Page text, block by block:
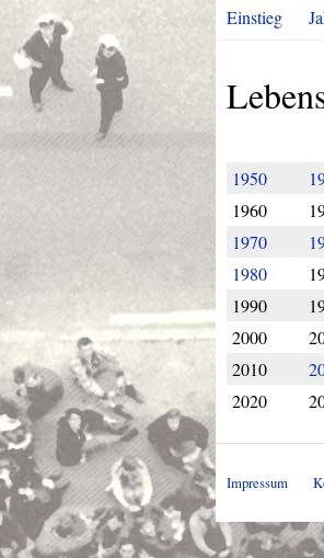
Einstieg
1950
1960
1970
1980
1990
2000
2010
2020
Impressum